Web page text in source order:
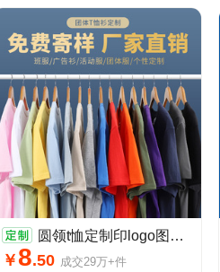
圆领t恤定制印logo图案纯棉广告衫班服订做团体短袖工服定做印字
￥ 8.50 成交29万+件